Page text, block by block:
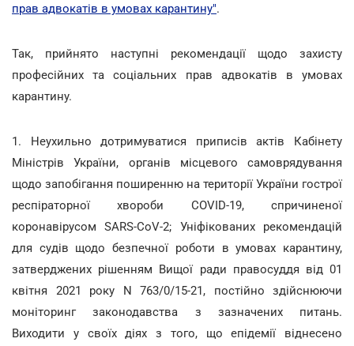
прав адвокатів в умовах карантину".
Так, прийнято наступні рекомендації щодо захисту
професійних та соціальних прав адвокатів в умовах
карантину.
1. Неухильно дотримуватися приписів актів Кабінету
Міністрів України, органів місцевого самоврядування
щодо запобігання поширенню на території України гострої
респіраторної хвороби COVID-19, спричиненої
коронавірусом SARS-CoV-2; Уніфікованих рекомендацій
для судів щодо безпечної роботи в умовах карантину,
затверджених рішенням Вищої ради правосуддя від 01
квітня 2021 року N 763/0/15-21, постійно здійснюючи
моніторинг законодавства з зазначених питань.
Виходити у своїх діях з того, що епідемії віднесено